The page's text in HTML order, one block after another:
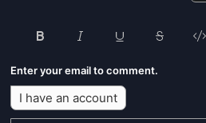
Enter your email to comment.
I have an account